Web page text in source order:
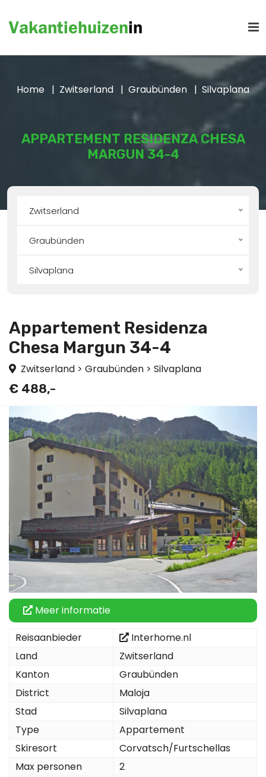
APPARTEMENT RESIDENZA CHESA
MARGUN 34-4
Home Zwitserland Graubünden Silvaplana
Zwitserland
Graubünden
Silvaplana
Appartement Residenza
Chesa Margun 34-4
Zwitserland > Graubünden > Silvaplana
€ 488,-
Meer informatie
Reisaanbieder
Interhome.nl
Land
Zwitserland
Kanton
Graubünden
District
Maloja
Stad
Silvaplana
Type
Appartement
Skiresort
Corvatsch/Furtschellas
Max personen
2